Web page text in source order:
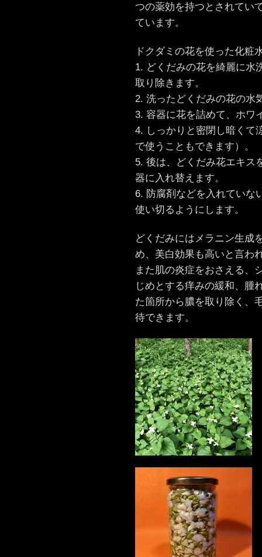
つの薬効を持つとされてい
ています。
ドクダミの花を使った化粧
1. どくだみの花を綺麗に水
取り除きます。
2. 洗ったどくだみの花の水
3. 容器に花を詰めて、ホワ
4. しっかりと密閉し暗くて
で使うこともできます）。
5. 後は、どくだみ花エキス
器に入れ替えます。
6. 防腐剤などを入れていな
使い切るようにします。
どくだみにはメラニン生成
め、美白効果も高いと言わ
また肌の炎症をおさえる、
じめとする痒みの緩和、腫
た箇所から膿を取り除く、
待できます。